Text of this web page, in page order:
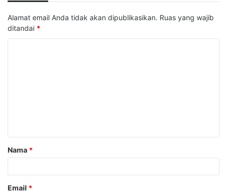
Alamat email Anda tidak akan dipublikasikan. Ruas yang wajib
ditandai *
a
r
Nama *
Email *